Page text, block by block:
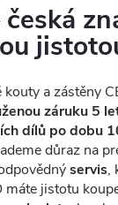
a zástěny
záruku 5
dílů po dobu
důraz na
servis,
máte jistotu